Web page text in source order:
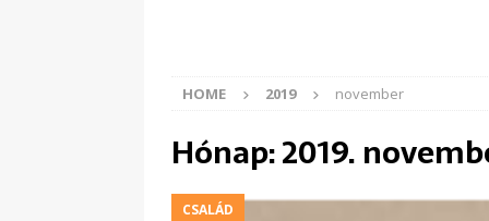
HOME 2019 november
Hónap:2019.
CSALÁD